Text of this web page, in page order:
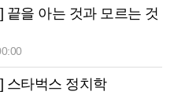
끝을 아는 것과 모르는 것
스타벅스 정치학